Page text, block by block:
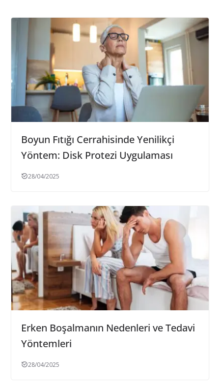
Boyun Fıtığı Cerrahisinde Yenilikçi
Yöntem: Disk Protezi Uygulaması
28/04/2025
Erken Boşalmanın Nedenleri ve Tedavi
Yöntemleri
28/04/2025